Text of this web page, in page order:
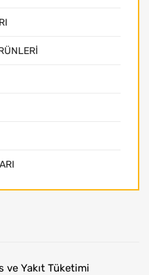
ve Yakıt Tüketimi